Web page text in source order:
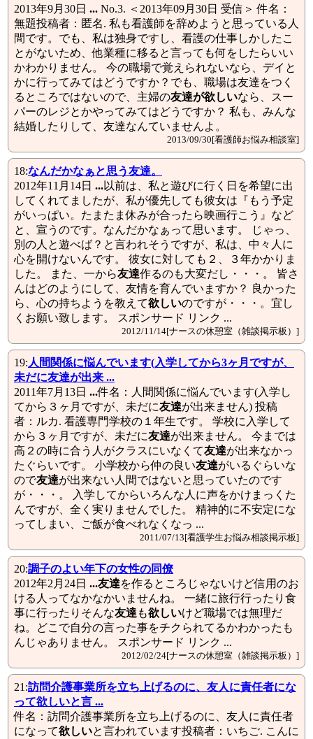
2013年9月30日 ... No.3. ＜2013年09月30日 受信＞ 件名：
無題投稿者：匿名. 私も看護師を辞めようと思っている人
間です。でも、私は独身ですし、看護の仕事しかしたこ
とがないため、他業種に移ると言っても何をしたらいい
かわかりません。 今の職場で覚えられないなら、デイと
かに行ってみてはどうですか？でも、職場は友達をつく
るところではないので、主婦の友達が欲しいなら、スー
パーのレジとかやってみてはどうですか？ 私も、みんな
結婚したりして、友達なんていませんよ。
2013/09/30[看護師お悩み相談室]
18:なんだかなぁと思う友達。
2012年11月14日 ...以前は、私と遊びに行く日を希望に出
してくれてましたが、私が優先しても彼女は『もう予定
がいっぱい。たまたま休みが合ったら映画行こう』など
と、宣うのです。なんだかなぁって思います。 じゃっ、
別の人と遊べば？と言われそうですが、私は、中々人に
心を開けないんです。 彼女に対しても２、３年かかりま
した。 また、一から友達作るのも大変だし・・・。 皆さ
んはどのようにして、友情を育んでいますか？ 良かった
ら、心の持ちようを教えて欲しいのですが・・・。宜し
くお願い致します。 スポンサード リンク ...
2012/11/14[ナースの休憩室（雑談掲示板）]
19: 人間関係に悩んでいます(入学してから3ヶ月ですが、
未だに友達が出来 ...
2011年7月13日 ...件名：人間関係に悩んでいます(入学し
てから３ヶ月ですが、未だに友達が出来ません) 投稿
者：ルカ. 看護専門学校の１年生です。 学校に入学して
から３ヶ月ですが、未だに友達が出来ません。 今までは
高２の時に合う人がクラスにいなくて友達が出来なかっ
たぐらいです。 小学校から仲の良い友達がいるぐらいな
ので友達が出来ない人間ではないと思っていたのです
が・・・。 入学してからいろんな人に声をかけまっくた
んですが、全く実りませんでした。 精神的に不安定にな
ってしまい、ご飯が食べれなくなっ ...
2011/07/13[看護学生お悩み相談掲示板]
20:調子のよい年下の女性の同僚
2012年2月24日 ...友達を作るところじゃないけど信用のお
ける人ってなかなかいませんね。 一緒に旅行行ったり食
事に行ったりそんな友達 も欲しいけど職場では無理だ
ね。どこで自分の言った事をチクられてるかわかったも
んじゃありません。 スポンサード リンク ...
2012/02/24[ナースの休憩室（雑談掲示板）]
21:訪問介護事業所を立ち上げるのに、友人に責任者にな
って欲しいと言 ...
件名：訪問介護事業所を立ち上げるのに、友人に責任者
になって欲しいと言われています投稿者：いちご. こんに